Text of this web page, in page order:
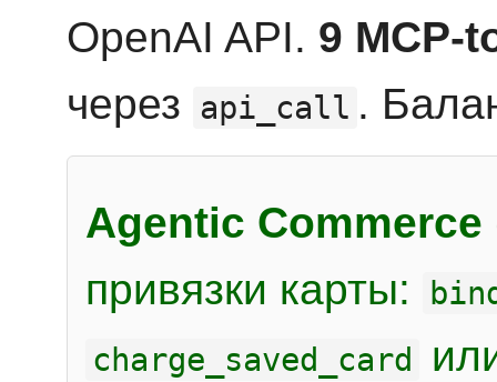
OpenAI API. 9 MCP-
через api_call .
Agentic Commerce
привязки карты:
charge_saved_card